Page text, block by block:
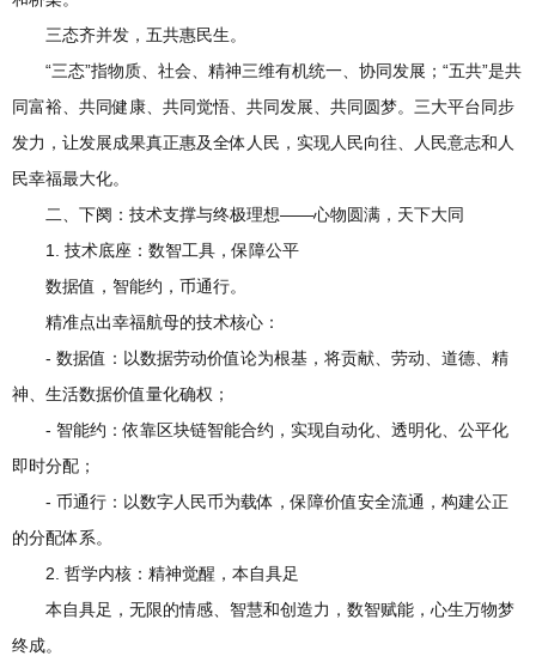
三态齐并发，五共惠民生。
“三态”指物质、社会、精神三维有机统一、协同发展；“五共”是共
同富裕、共同健康、共同觉悟、共同发展、共同圆梦。三大平台同步
发力，让发展成果真正惠及全体人民，实现人民向往、人民意志和人
民幸福最大化。
二、下阕：技术支撑与终极理想——心物圆满，天下大同
1. 技术底座：数智工具，保障公平
数据值，智能约，币通行。
精准点出幸福航母的技术核心：
- 数据值：以数据劳动价值论为根基，将贡献、劳动、道德、精
神、生活数据价值量化确权；
- 智能约：依靠区块链智能合约，实现自动化、透明化、公平化
即时分配；
- 币通行：以数字人民币为载体，保障价值安全流通，构建公正
的分配体系。
2. 哲学内核：精神觉醒，本自具足
本自具足，无限的情感、智慧和创造力，数智赋能，心生万物梦
终成。